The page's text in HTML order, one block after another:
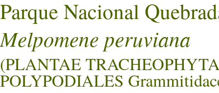
Parque Nacional
Melpomene peruviana
(PLANTAE
POLYPODIALES